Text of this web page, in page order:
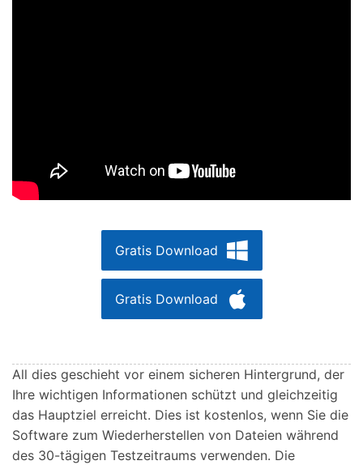
Gratis Download
Gratis Download
All dies geschieht vor einem sicheren Hintergrund, der
Ihre wichtigen Informationen schützt und gleichzeitig
das Hauptziel erreicht. Dies ist kostenlos, wenn Sie die
Software zum Wiederherstellen von Dateien während
des 30-tägigen Testzeitraums verwenden. Die